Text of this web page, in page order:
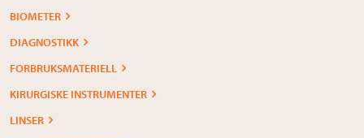
BIOMETER
DIAGNOSTIKK
FORBRUKSMATERIELL
KIRURGISKE INSTRUMENTER
LINSER